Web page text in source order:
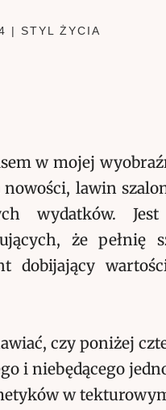
| STYL ŻYCIA
w mojej
lawin
wydatków.
że pełnię
dobijający
czy poniżej
i niebędącego
w